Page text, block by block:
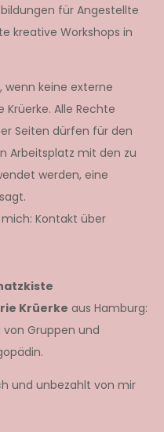
für Angestellte
kreative Workshops in
wenn keine externe
Alle Rechte
Seiten dürfen für den
Arbeitsplatz mit den zu
werden, eine
Kontakt über
Krüerke aus Hamburg:
Gruppen und
und unbezahlt von mir